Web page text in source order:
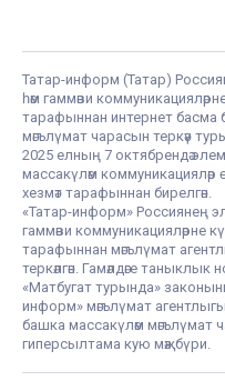
Татар-информ (Татар)
һәм гаммәви
тарафыннан интернет басма
мәгълүмат чарасын теркәү
2025 елның 7 октябрендә
массакүләм коммуникацияләр
хезмәт тарафыннан бирелгән.
«Татар-информ» Россиянең
гаммәви коммуникацияләрне
тарафыннан мәгълүмат
теркәлгән. Гамәлдәге
«Матбугат турында»
информ» мәгълүмат
башка массакүләм мәгълүмат
гиперсылтама кую мәҗбүри.